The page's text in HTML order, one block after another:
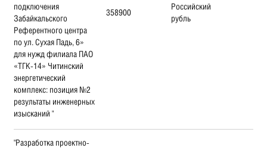
подключения
Забайкальского
Референтного центра
по ул. Сухая Падь, 6»
для нужд филиала ПАО
«ТГК-14» Читинский
энергетический
комплекс: позиция №2
результаты инженерных
изысканий "
358900
Российский
рубль
"Разработка проектно-